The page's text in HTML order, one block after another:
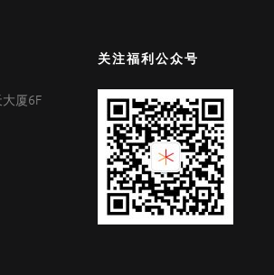
厦6F
关注福利公众号